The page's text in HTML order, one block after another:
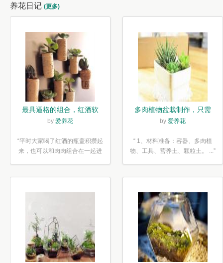
养花日记 (更多)
最具逼格的组合，红酒软
木塞diy多肉植物盆栽
by 爱养花
“平时大家喝了红酒的瓶盖积攒起
来，也可以和肉肉组合在一起进
多肉植物盆栽制作，只需
简单6步
by 爱养花
“ 1、材料准备：容器、多肉植
物、工具、营养土、颗粒土。 ...”